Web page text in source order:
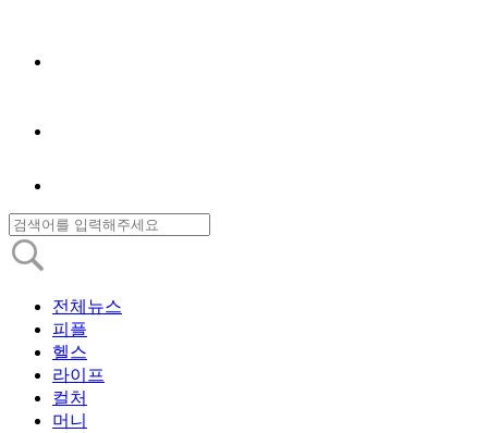
전체뉴스
피플
헬스
라이프
컬처
머니